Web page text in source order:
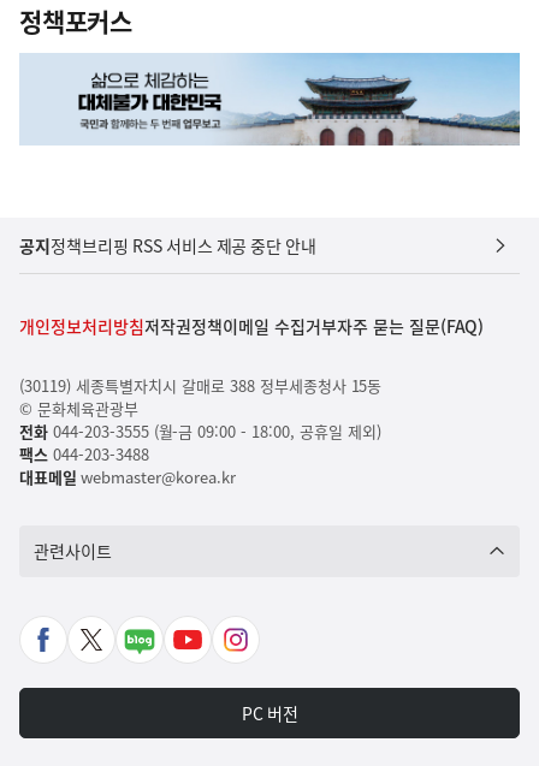
정책포커스
공지정책브리핑 RSS 서비스 제공 중단 안내
개인정보처리방침저작권정책이메일 수집거부자주 묻는 질문(FAQ)
(30119) 세종특별자치시 갈매로 388 정부세종청사 15동
© 문화체육관광부
전화044-203-3555 (월-금 09:00 - 18:00, 공휴일 제외)
팩스 044-203-3488
대표메일 webmaster@korea.kr
관련사이트
페
X
네
유
인
타
그
PC 버전